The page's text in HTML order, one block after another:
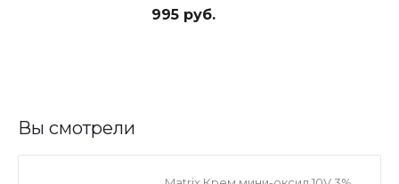
995 руб.
Вы смотрели